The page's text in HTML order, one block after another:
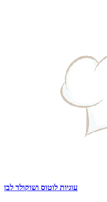
עוגיות לוטוס ושוקולד לבן